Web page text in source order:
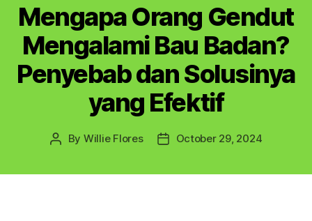
Mengapa Orang Gendut
Mengalami Bau Badan?
Penyebab dan Solusinya
yang Efektif
Post
By Willie Flores
PostOctober 29, 2024